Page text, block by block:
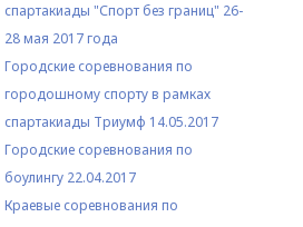
спартакиады "Спорт без границ" 26-
28 мая 2017 года
Городские соревнования по
городошному спорту в рамках
спартакиады Триумф 14.05.2017
Городские соревнования по
боулингу 22.04.2017
Краевые соревнования по